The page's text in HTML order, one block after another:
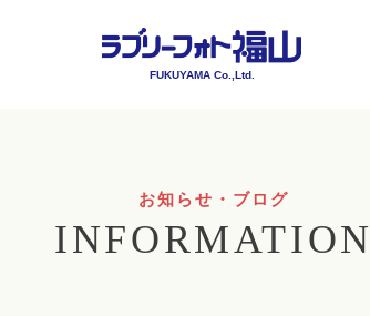
FUKUYAMA Co.,Ltd.
お知らせ・ブログ
INFORMATION